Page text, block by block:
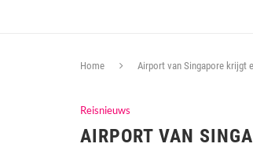
Home Airport van Singapore krijgt
Reisnieuws
AIRPORT VAN